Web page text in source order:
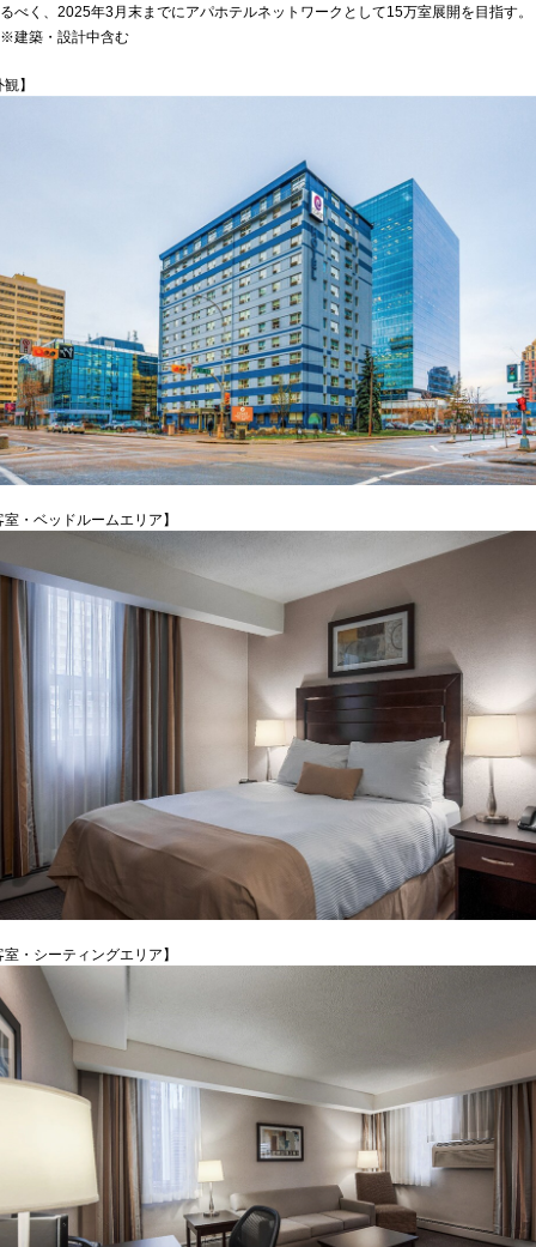
るべく、2025年3月末までにアパホテルネットワークとして15万室展開を目指す。
※建築・設計中含む
】
室・ベッドルームエリア】
室・シーティングエリア】